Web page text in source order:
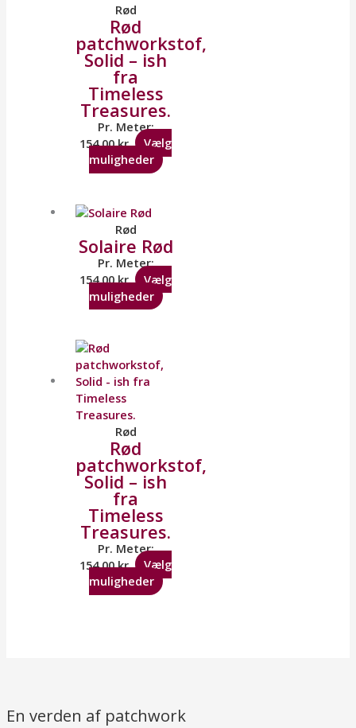
Rød
Rød
patchworkstof,
Solid – ish
fra
Timeless
Treasures.
Pr. Meter:
154,00kr.
Vælg
muligheder
Rød
Solaire Rød
Pr. Meter:
154,00kr.
Vælg
muligheder
Rød
Rød
patchworkstof,
Solid – ish
fra
Timeless
Treasures.
Pr. Meter:
154,00kr.
Vælg
muligheder
En verden af patchwork